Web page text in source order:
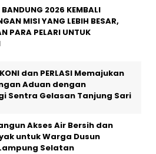
2026 KEMBALI
MISI YANG LEBIH BESAR,
PARA PELARI UNTUK
dan PERLASI Memajukan
Aduan dengan
Sentra Gelasan Tanjung Sari
Akses Air Bersih dan
untuk Warga Dusun
Selatan